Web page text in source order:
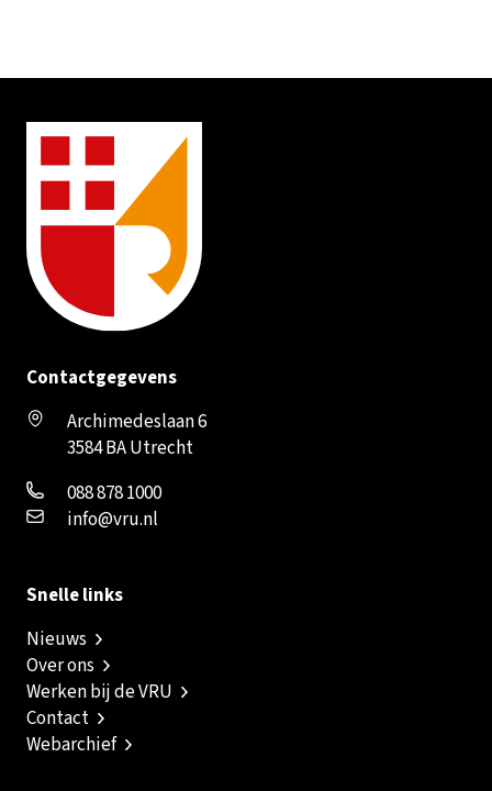
Contactgegevens
Archimedeslaan 6
3584 BA Utrecht
088 878 1000
info@vru.nl
Snelle links
Nieuws
Over ons
Werken bij de VRU
Contact
Webarchief